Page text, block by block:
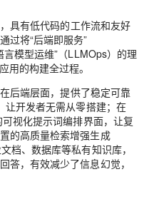
具有低代码的工作流和友好
过将“后端即服务”
言模型运维”（LLMOps）的理
用的构建全过程。
后端层面，提供了稳定可靠
让开发者无需从零搭建；在
视化提示词编排界面，让复
的高质量检索增强生成
档、数据库等私有知识库，
答，有效减少了信息幻觉，